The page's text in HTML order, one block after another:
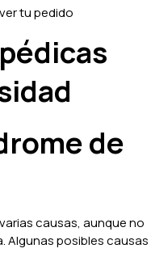
tu pedido
de
causas, aunque no
Algunas posibles causas